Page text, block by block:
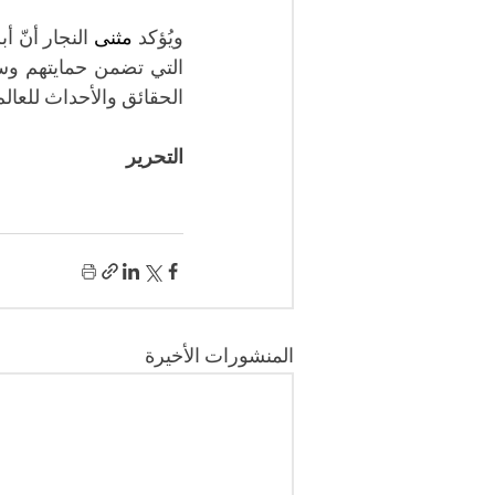
ويُؤكد مثنى
الحقائق والأحداث
التحرير
المنشورات الأخيرة